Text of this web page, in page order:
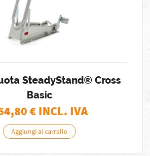
SteadyStand® Cross
Basic
€ INCL. IVA
Aggiungi al carrello